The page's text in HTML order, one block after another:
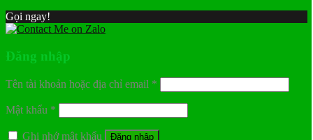
Gọi ngay!
Đăng nhập
Tên tài khoản hoặc địa chỉ email *
Mật khẩu *
Ghi nhớ mật khẩu Đăng nhập